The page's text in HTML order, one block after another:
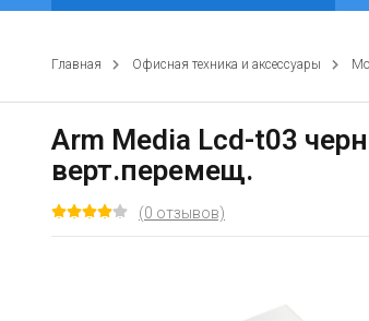
Главная Офисная техника и аксессуары
Arm Media Lcd-t03
верт.перемещ.
(0 отзывов)